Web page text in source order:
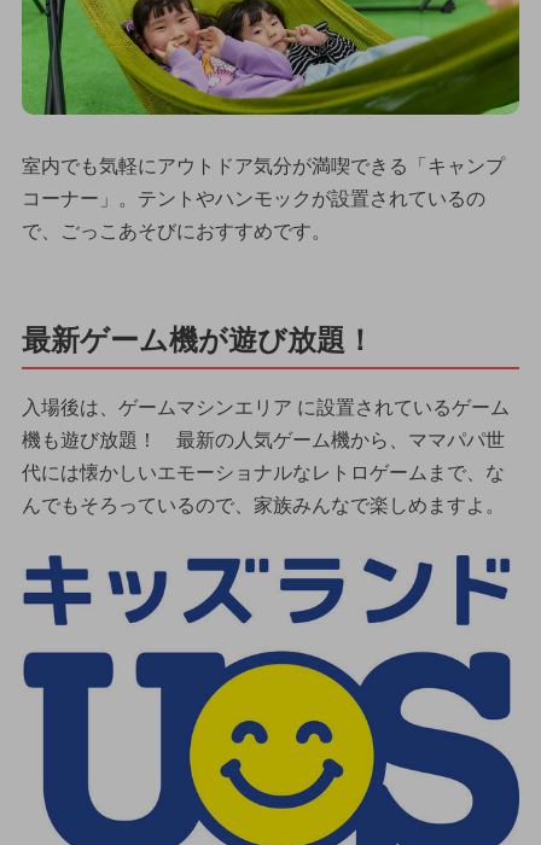
室内でも気軽にアウトドア気分が満喫できる「キャンプ
コーナー」。テントやハンモックが設置されているの
で、ごっこあそびにおすすめです。
最新ゲーム機が遊び放題！
入場後は、ゲームマシンエリア に設置されているゲーム
機も遊び放題！ 最新の人気ゲーム機から、ママパパ世
代には懐かしいエモーショナルなレトロゲームまで、な
んでもそろっているので、家族みんなで楽しめますよ。